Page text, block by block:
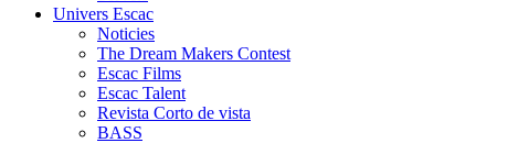
Univers Escac
Noticies
The Dream Makers Contest
Escac Films
Escac Talent
Revista Corto de vista
BASS